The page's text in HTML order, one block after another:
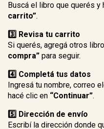
Buscá el libro que querés y
carrito”.
3️⃣ Revisa tu carrito
Si querés, agregá otros
compra” para seguir.
4️⃣ Completá tus datos
Ingresá tu nombre, correo
hacé clic en “Continuar”.
5️⃣ Dirección de envío
Escribí la dirección donde